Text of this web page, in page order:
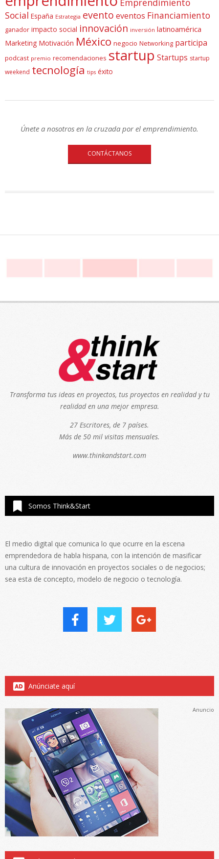
Emprendimiento
Social España Estrategia evento eventos Financiamiento
ganador impacto social innovación inversión latinoamérica
Marketing Motivación México negocio Networking participa
podcast premio recomendaciones startup Startups startup
weekend tecnología tips éxito
Únete a nosotros en la cruzada por el emprendimiento.
CONTÁCTANOS
Transforma tus ideas en proyectos, tus proyectos en realidad y tu
realidad en una mejor empresa.
27 Escritores, de 7 países.
Más de 50 mil visitas mensuales.
www.thinkandstart.com
Somos Think&Start
El medio digital que comunica lo que ocurre en la escena
emprendedora de habla hispana, con la intención de masificar
una cultura de innovación en proyectos sociales o de negocios;
sea esta de concepto, modelo de negocio o tecnología.
Anúnciate aquí
Anuncio